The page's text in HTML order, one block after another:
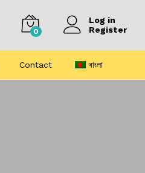
0
Log in
Register
Contact বাংলা